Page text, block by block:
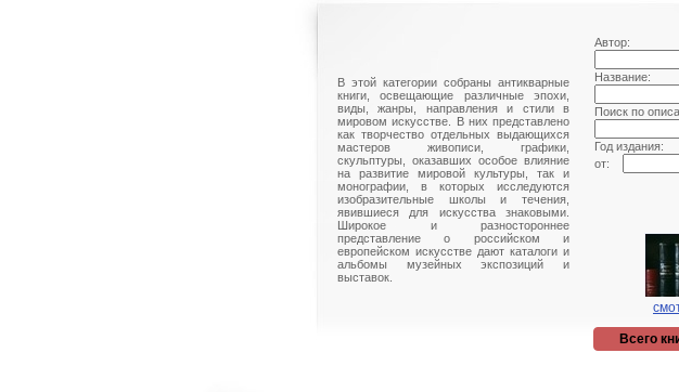
В этой категории собраны антикварные
книги, освещающие различные эпохи,
виды, жанры, направления и стили в
мировом искусстве. В них представлено
как творчество отдельных выдающихся
мастеров живописи, графики,
скульптуры, оказавших особое влияние
на развитие мировой культуры, так и
монографии, в которых исследуются
изобразительные школы и течения,
явившиеся для искусства знаковыми.
Широкое и разностороннее
представление о российском и
европейском искусстве дают каталоги и
альбомы музейных экспозиций и
выставок.
Автор:
Название:
Поиск по
Год издания:
от:
Всего